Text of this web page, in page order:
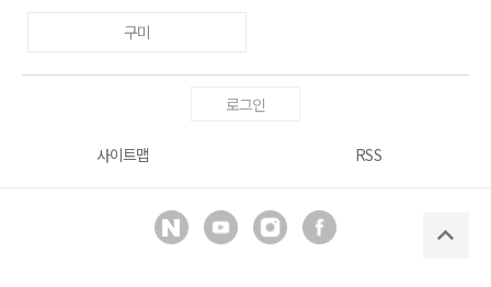
구미
로그인
사이트맵 RSS